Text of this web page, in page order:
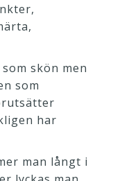
skön men
som
har
man långt i